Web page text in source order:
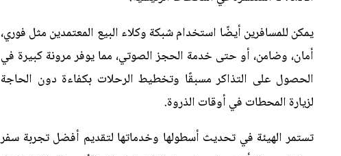
يمكن للمسافرين أيضًا استخدام شبكة وكلاء البيع المعتمدين مثل فوري،
أمان، وضامن، أو حتى خدمة الحجز الصوتي، مما يوفر مرونة كبيرة في
الحصول على التذاكر مسبقًا وتخطيط الرحلات بكفاءة دون الحاجة
لزيارة المحطات في أوقات الذروة.
تستمر الهيئة في تحديث أسطولها وخدماتها لتقديم أفضل تجربة سفر